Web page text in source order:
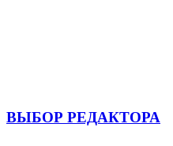
ВЫБОР РЕДАКТОРА